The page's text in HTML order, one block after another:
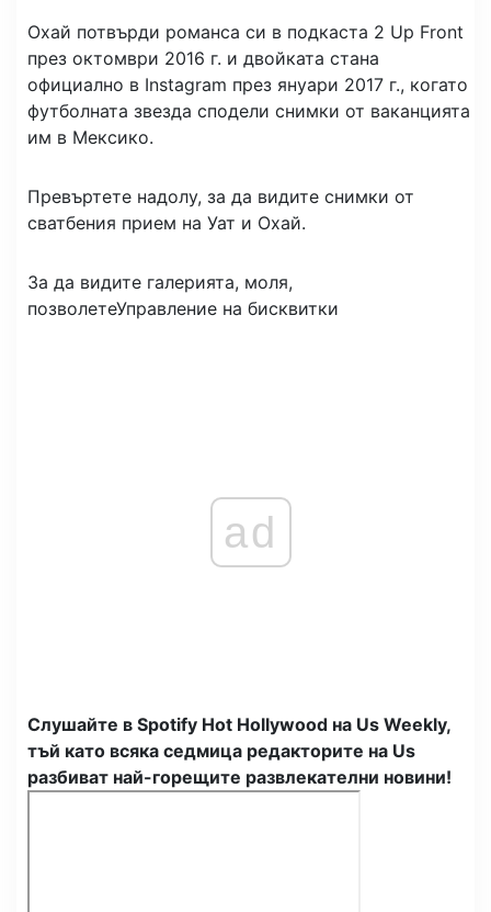
Охай потвърди романса си в подкаста 2 Up Front
през октомври 2016 г. и двойката стана
официално в Instagram през януари 2017 г., когато
футболната звезда сподели снимки от ваканцията
им в Мексико.
Превъртете надолу, за да видите снимки от
сватбения прием на Уат и Охай.
За да видите галерията, моля,
позволетеУправление на бисквитки
ad
Слушайте в Spotify Hot Hollywood на Us Weekly,
тъй като всяка седмица редакторите на Us
разбиват най-горещите развлекателни новини!